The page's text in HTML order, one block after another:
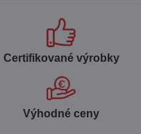
Certifikované výrobky
Výhodné ceny